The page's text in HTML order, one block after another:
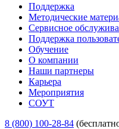
Поддержка
Методические
Сервисное
Поддержка
Обучение
О компании
Наши партнеры
Карьера
Мероприятия
СОУТ
8 (800) 100-28-84